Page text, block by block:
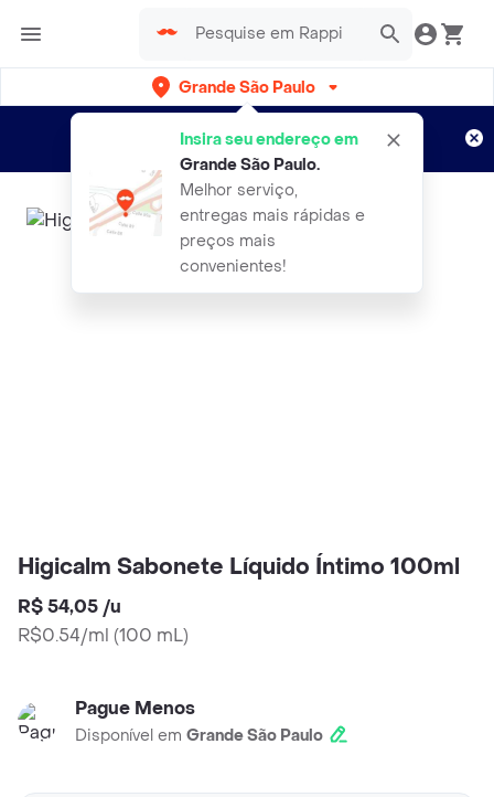
Grande São Paulo
Insira seu endereço em
Grande São Paulo.
Melhor serviço,
entregas mais rápidas e
preços mais
convenientes!
Entregas grátis por 15 dias!
Aplicam T&C
Higicalm Sabonete Líquido Íntimo 100ml
R$ 54,05 /u
R$0.54/ml (100 mL)
Pague Menos
Disponível em Grande São Paulo